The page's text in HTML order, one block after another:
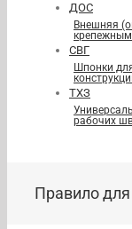
ДОС
Внешняя
СВГ
Шпонки
ТХЗ
рабочих
Правило